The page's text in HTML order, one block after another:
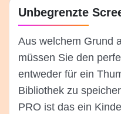
Unbegrenzte
Aus welchem Grund
müssen Sie den
entweder für ein
Bibliothek zu
PRO ist das ein